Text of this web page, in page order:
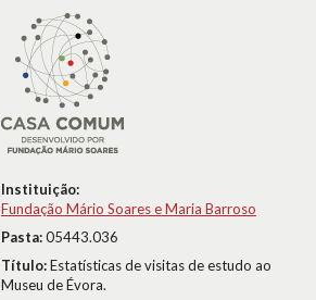
Instituição:
Fundação Mário Soares e Maria Barroso
Pasta:05443.036
Título:Estatísticas de visitas de estudo ao
Museu de Évora.